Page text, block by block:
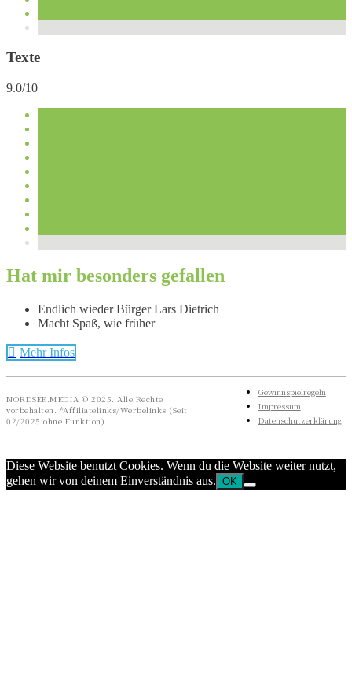
Texte
9.0/10
Hat mir besonders gefallen
Endlich wieder Bürger Lars Dietrich
Macht Spaß, wie früher
Mehr Infos
NORDSEE.MEDIA © 2025. Alle Rechte
vorbehalten. *Affiliatelinks/Werbelinks (Seit
02/2025 ohne Funktion)
Gewinnspielregeln
Impressum
Datenschutzerklärung
Diese Website benutzt Cookies. Wenn du die Website weiter nutzt,
gehen wir von deinem Einverständnis aus. OK